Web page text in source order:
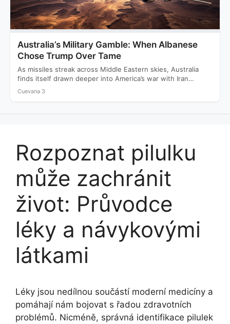
Australia’s Military Gamble: When Albanese
Chose Trump Over Tame
As missiles streak across Middle Eastern skies, Australia
finds itself drawn deeper into America’s war with Iran
while…
Cuevana 3
Rozpoznat pilulku
může zachránit
život: Průvodce
léky a návykovými
látkami
Léky jsou nedílnou součástí moderní medicíny a
pomáhají nám bojovat s řadou zdravotních
problémů. Nicméně, správná identifikace pilulek